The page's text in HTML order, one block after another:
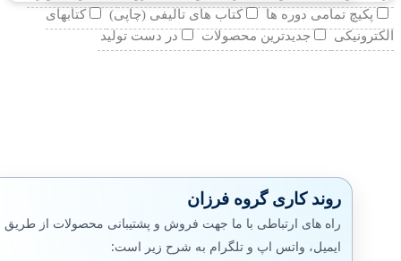
پکیچ تمامی دوره ها
کتاب های تالیفی (چاپی)
کتابهای
الکترونیکی
جدیدترین محصولات در دست تولید
روند کاری گروه فرزان
راه های ارتباطی با ما جهت فروش و پشتیبانی محصولات از طریق
ایمیل، واتس اپ و تلگرام به شرح زیر است: